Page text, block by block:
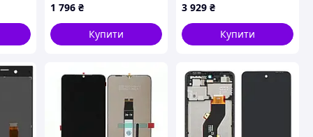
4G, з рамкою, Original
(PRC),
1 796 ₴
Купити
сенсором та рамкою
black service orig
3 929 ₴
Купити